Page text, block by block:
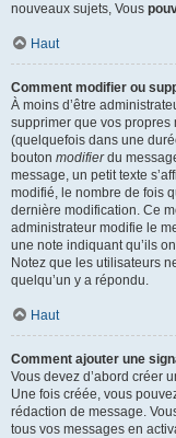
nouveaux sujets, Vous
Haut
Comment modifier ou
À moins d’être
supprimer que vos propres
(quelquefois dans une
bouton modifierdu
message, un petit texte
modifié, le nombre de fois
dernière modification. Ce
administrateur modifie le
une note indiquant qu’ils
Notez que les utilisateurs
quelqu’un y a répondu.
Haut
Comment ajouter une
Vous devez d’abord créer
Une fois créée, vous
rédaction de message.
tous vos messages en